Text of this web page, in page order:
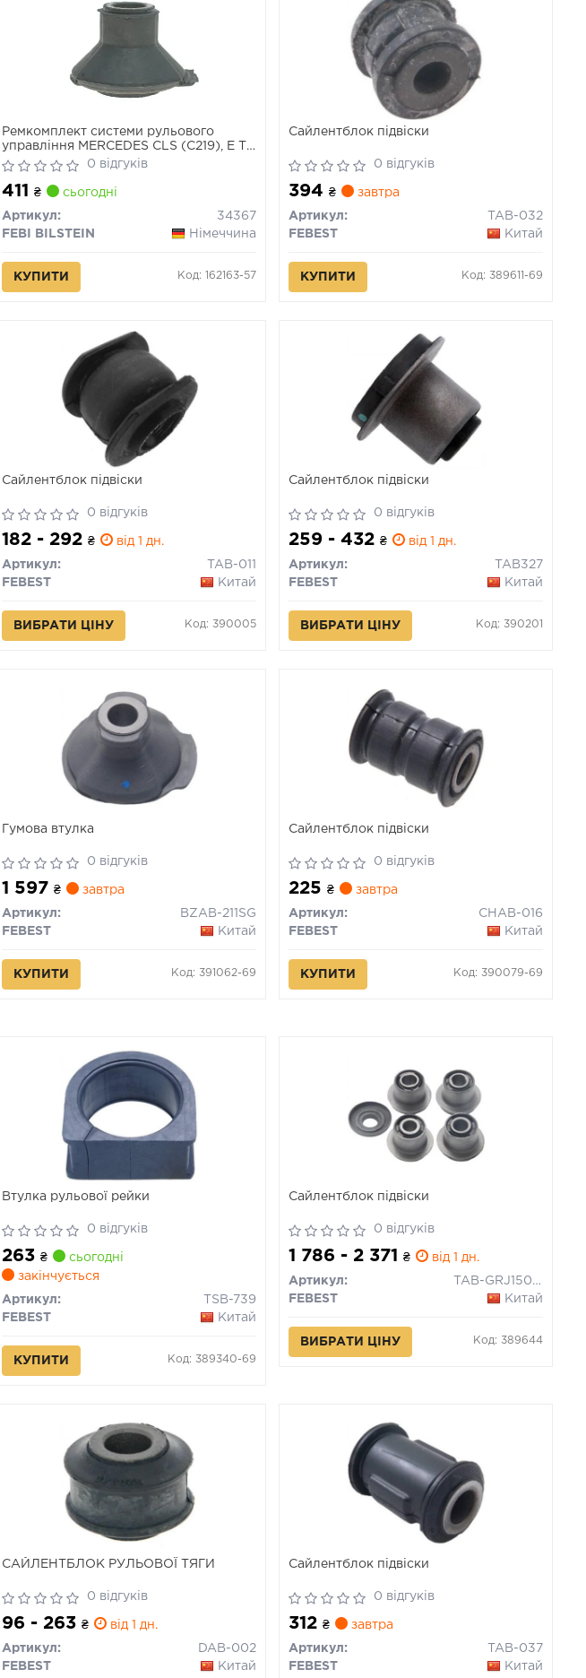
Ремкомплект системи рульового
управління MERCEDES CLS (C219), E T-
MODEL (S211), E (VF211), E (W211), SL
(R230) 1.8-6.3 10.01-01.12
0 відгуків
411₴ сьогодні
Артикул:
34367
FEBI BILSTEIN
Німеччина
КУПИТИ Код: 162163-57
Сайлентблок підвіски
0 відгуків
394₴ завтра
Артикул:
TAB-032
FEBEST
Китай
КУПИТИ Код: 389611-69
Сайлентблок підвіски
0 відгуків
182 - 292₴ від 1 дн.
Артикул:
TAB-011
FEBEST
Китай
ВИБРАТИ ЦІНУ Код: 390005
Сайлентблок підвіски
0 відгуків
259 - 432₴ від 1 дн.
Артикул:
TAB327
FEBEST
Китай
ВИБРАТИ ЦІНУ Код: 390201
Гумова втулка
0 відгуків
1 597₴ завтра
Артикул:
BZAB-211SG
FEBEST
Китай
КУПИТИ Код: 391062-69
Сайлентблок підвіски
0 відгуків
225₴ завтра
Артикул:
CHAB-016
FEBEST
Китай
КУПИТИ Код: 390079-69
Втулка рульової рейки
0 відгуків
263₴
сьогодні
закінчується
Артикул:
TSB-739
FEBEST
Китай
КУПИТИ Код: 389340-69
Сайлентблок підвіски
0 відгуків
1 786 - 2 371₴ від 1 дн.
Артикул:
TAB-GRJ150-KIT
FEBEST
Китай
ВИБРАТИ ЦІНУ Код: 389644
САЙЛЕНТБЛОК РУЛЬОВОЇ ТЯГИ
0 відгуків
96 - 263₴ від 1 дн.
Артикул:
DAB-002
FEBEST
Китай
Сайлентблок підвіски
0 відгуків
312₴ завтра
Артикул:
TAB-037
FEBEST
Китай